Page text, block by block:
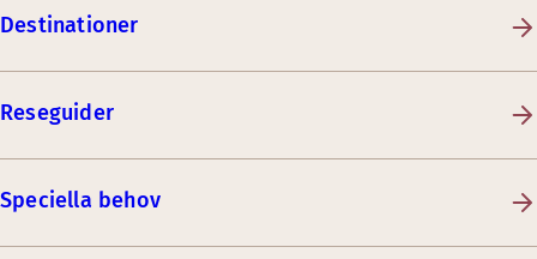
Destinationer
Reseguider
Speciella behov